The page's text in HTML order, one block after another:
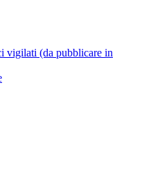
vigilati (da pubblicare in